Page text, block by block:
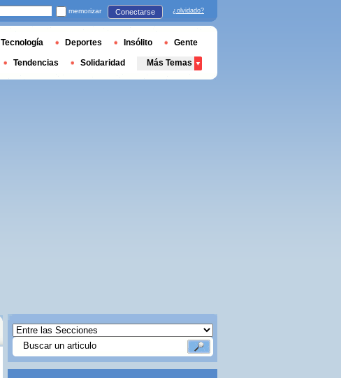
memorizar Conectarse ¿olvidado?
Tecnología Deportes Insólito Gente
Tendencias Solidaridad Más Temas